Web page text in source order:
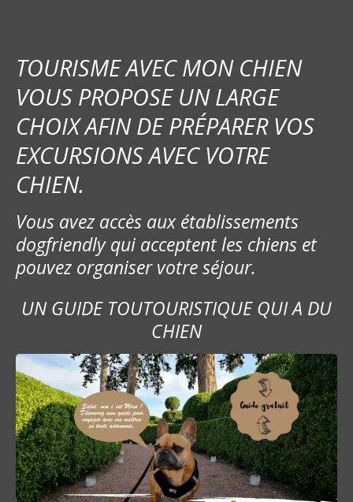
i
o
n
d
e
l
’
a
r
t
i
c
l
e
TOURISME AVEC MON CHIEN
VOUS PROPOSE UN LARGE
CHOIX AFIN DE PRÉPARER VOS
EXCURSIONS AVEC VOTRE
CHIEN.
Vous avez accès aux établissements
dogfriendly qui acceptent les chiens et
pouvez organiser votre séjour.
UN GUIDE TOUTOURISTIQUE QUI A DU
CHIEN